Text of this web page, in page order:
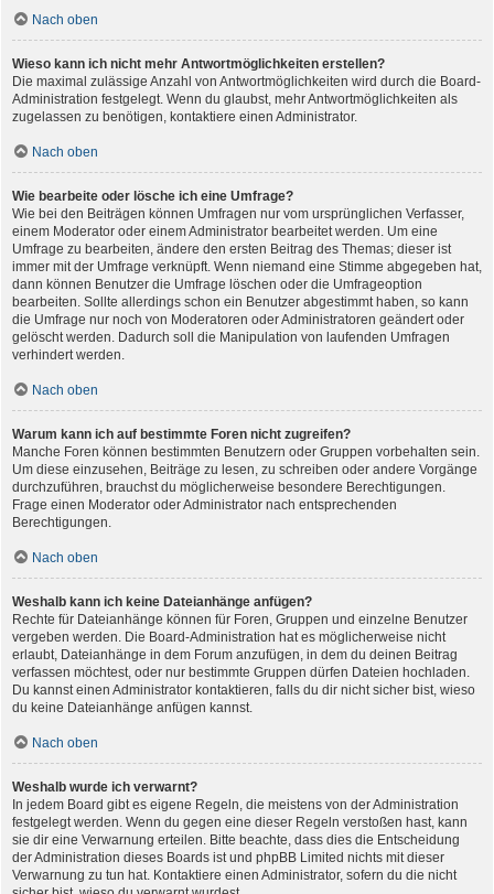
Nach oben
Wieso kann ich nicht mehr Antwortmöglichkeiten erstellen?
Die maximal zulässige Anzahl von Antwortmöglichkeiten wird durch die Board-
Administration festgelegt. Wenn du glaubst, mehr Antwortmöglichkeiten als
zugelassen zu benötigen, kontaktiere einen Administrator.
Nach oben
Wie bearbeite oder lösche ich eine Umfrage?
Wie bei den Beiträgen können Umfragen nur vom ursprünglichen Verfasser,
einem Moderator oder einem Administrator bearbeitet werden. Um eine
Umfrage zu bearbeiten, ändere den ersten Beitrag des Themas; dieser ist
immer mit der Umfrage verknüpft. Wenn niemand eine Stimme abgegeben hat,
dann können Benutzer die Umfrage löschen oder die Umfrageoption
bearbeiten. Sollte allerdings schon ein Benutzer abgestimmt haben, so kann
die Umfrage nur noch von Moderatoren oder Administratoren geändert oder
gelöscht werden. Dadurch soll die Manipulation von laufenden Umfragen
verhindert werden.
Nach oben
Warum kann ich auf bestimmte Foren nicht zugreifen?
Manche Foren können bestimmten Benutzern oder Gruppen vorbehalten sein.
Um diese einzusehen, Beiträge zu lesen, zu schreiben oder andere Vorgänge
durchzuführen, brauchst du möglicherweise besondere Berechtigungen.
Frage einen Moderator oder Administrator nach entsprechenden
Berechtigungen.
Nach oben
Weshalb kann ich keine Dateianhänge anfügen?
Rechte für Dateianhänge können für Foren, Gruppen und einzelne Benutzer
vergeben werden. Die Board-Administration hat es möglicherweise nicht
erlaubt, Dateianhänge in dem Forum anzufügen, in dem du deinen Beitrag
verfassen möchtest, oder nur bestimmte Gruppen dürfen Dateien hochladen.
Du kannst einen Administrator kontaktieren, falls du dir nicht sicher bist, wieso
du keine Dateianhänge anfügen kannst.
Nach oben
Weshalb wurde ich verwarnt?
In jedem Board gibt es eigene Regeln, die meistens von der Administration
festgelegt werden. Wenn du gegen eine dieser Regeln verstoßen hast, kann
sie dir eine Verwarnung erteilen. Bitte beachte, dass dies die Entscheidung
der Administration dieses Boards ist und phpBB Limited nichts mit dieser
Verwarnung zu tun hat. Kontaktiere einen Administrator, sofern du die nicht